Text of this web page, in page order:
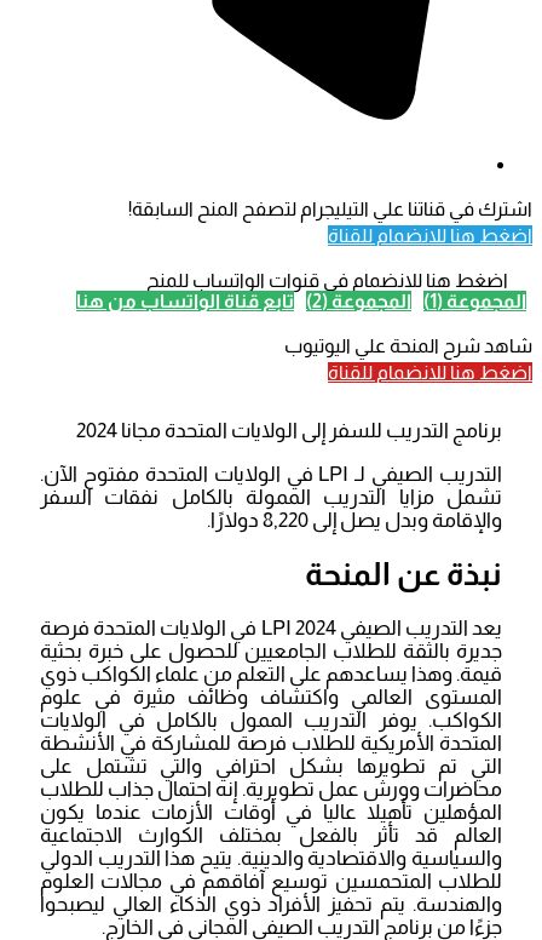
اشترك في قناتنا علي التيليجرام لتصفح المنح السابقة!
اضغط هنا للانضمام للقناة
اضغط هنا للانضمام في قنوات الواتساب للمنح
المجموعة (1)
المجموعة (2) تابع قناة الواتساب من هنا
شاهد شرح المنحة علي اليوتيوب
اضغط هنا للانضمام للقناة
برنامج التدريب للسفر إلى الولايات المتحدة مجانا 2024
التدريب الصيفي لـ LPI في الولايات المتحدة مفتوح الآن.
تشمل مزايا التدريب الممولة بالكامل نفقات السفر
والإقامة وبدل يصل إلى 8,220 دولارًا.
نبذة عن المنحة
يعد التدريب الصيفي LPI 2024 في الولايات المتحدة فرصة
جديرة بالثقة للطلاب الجامعيين للحصول على خبرة بحثية
قيمة. وهذا يساعدهم على التعلم من علماء الكواكب ذوي
المستوى العالمي واكتشاف وظائف مثيرة في علوم
الكواكب. يوفر التدريب الممول بالكامل في الولايات
المتحدة الأمريكية للطلاب فرصة للمشاركة في الأنشطة
التي تم تطويرها بشكل احترافي والتي تشتمل على
محاضرات وورش عمل تطويرية. إنه احتمال جذاب للطلاب
المؤهلين تأهيلا عاليا في أوقات الأزمات عندما يكون
العالم قد تأثر بالفعل بمختلف الكوارث الاجتماعية
والسياسية والاقتصادية والدينية. يتيح هذا التدريب الدولي
للطلاب المتحمسين توسيع آفاقهم في مجالات العلوم
والهندسة. يتم تحفيز الأفراد ذوي الذكاء العالي ليصبحوا
جزءًا من برنامج التدريب الصيفي المجاني في الخارج.